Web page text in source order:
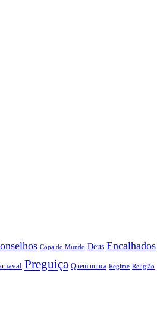
Copa do Mundo Deus Encalhados
Preguiça Quem nunca Regime Religião